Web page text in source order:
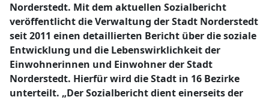
Norderstedt. Mit dem aktuellen Sozialbericht
veröffentlicht die Verwaltung der Stadt Norderstedt
seit 2011 einen detaillierten Bericht über die soziale
Entwicklung und die Lebenswirklichkeit der
Einwohnerinnen und Einwohner der Stadt
Norderstedt. Hierfür wird die Stadt in 16 Bezirke
unterteilt. „Der Sozialbericht dient einerseits der